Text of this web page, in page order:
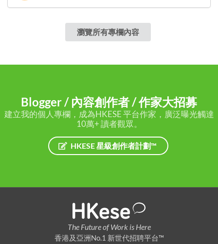
瀏覽所有專欄內容
Blogger / 內容創作者 / 作家大招募
建立我的個人專欄，成為HKESE 平台作家，廣泛曝光觸達
10萬+ 讀者觀眾。
HKESE 星級創作者計劃™
The Future of Work is Here
香港及亞洲No.1 新世代招聘平台™